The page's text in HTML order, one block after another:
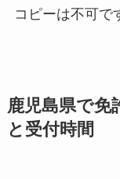
コピーは不可で
鹿児島県で免
と受付時間